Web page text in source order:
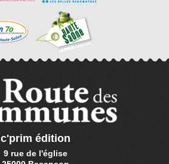
c'prim édition
9 rue de l'église